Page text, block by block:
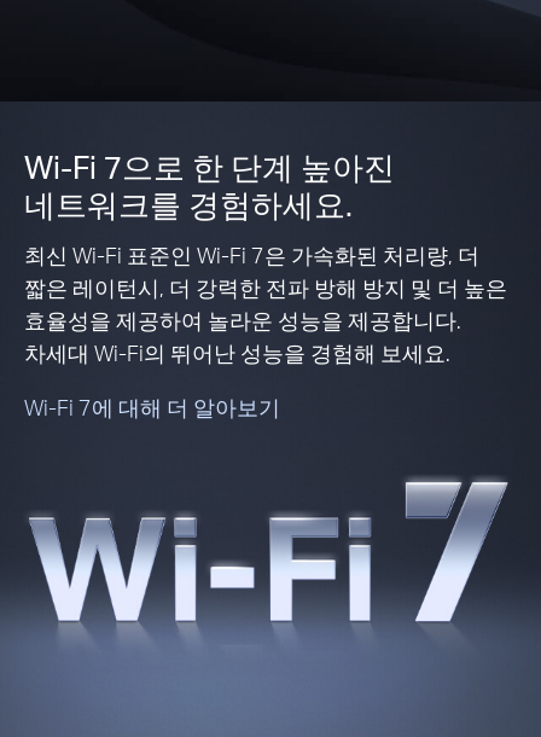
Wi-Fi 7으로 한 단계 높아진
네트워크를 경험하세요.
최신 Wi-Fi 표준인 Wi-Fi 7은 가속화된 처리량, 더
짧은 레이턴시, 더 강력한 전파 방해 방지 및 더 높은
효율성을 제공하여 놀라운 성능을 제공합니다.
차세대 Wi-Fi의 뛰어난 성능을 경험해 보세요.
Wi-Fi 7에 대해 더 알아보기